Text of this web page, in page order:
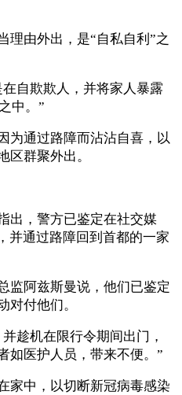
理由外出，是“自私自利”之
自欺欺人，并将家人暴露
中。”
为通过路障而沾沾自喜，以
区群聚外出。
出，警方已鉴定在社交媒
并通过路障回到首都的一家
监阿兹斯曼说，他们已鉴定
对付他们。
趁机在限行令期间出门，
如医护人员，带来不便。”
家中，以切断新冠病毒感染